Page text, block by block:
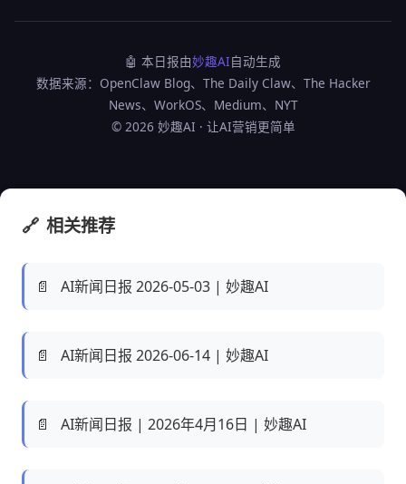
🤖 本日报由妙趣AI自动生成
数据来源：OpenClaw Blog、The Daily Claw、The Hacker
News、WorkOS、Medium、NYT
© 2026 妙趣AI · 让AI营销更简单
🔗 相关推荐
📄 AI新闻日报 2026-05-03 | 妙趣AI
📄 AI新闻日报 2026-06-14 | 妙趣AI
📄 AI新闻日报 | 2026年4月16日 | 妙趣AI